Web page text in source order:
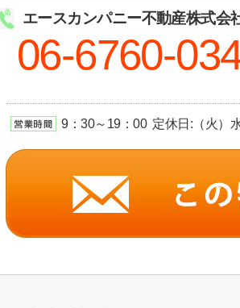
エースカンパニー不動産株式会
06-6760-
9：30～19：00 定休日:（火）